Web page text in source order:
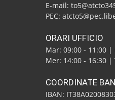
E-mail:
PEC:
ORARI UFFICIO
Mar: 09:00 - 11:00 |
Mer: 14:00 - 16:30 |
COORDINATE
IBAN: